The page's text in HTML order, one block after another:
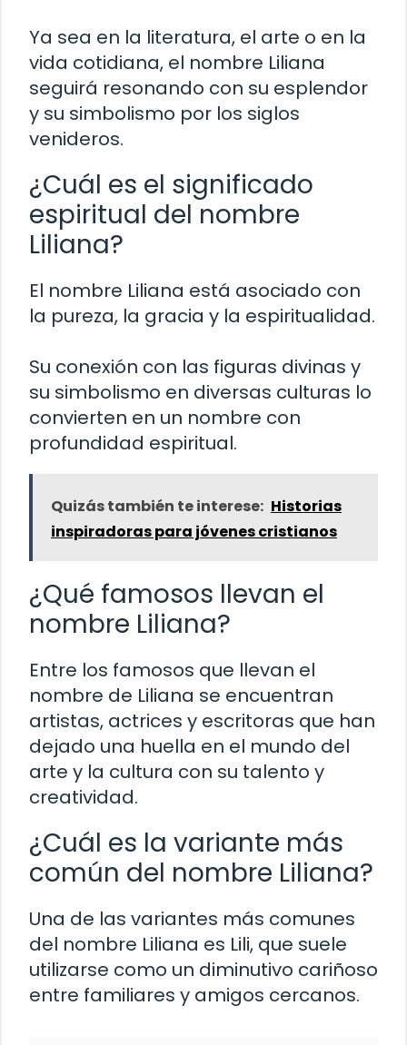
Ya sea en la literatura, el arte o en la
vida cotidiana, el nombre Liliana
seguirá resonando con su esplendor
y su simbolismo por los siglos
venideros.
¿Cuál es el significado
espiritual del nombre
Liliana?
El nombre Liliana está asociado con
la pureza, la gracia y la espiritualidad.
Su conexión con las figuras divinas y
su simbolismo en diversas culturas lo
convierten en un nombre con
profundidad espiritual.
Quizás también te interese: Historias
inspiradoras para jóvenes cristianos
¿Qué famosos llevan el
nombre Liliana?
Entre los famosos que llevan el
nombre de Liliana se encuentran
artistas, actrices y escritoras que han
dejado una huella en el mundo del
arte y la cultura con su talento y
creatividad.
¿Cuál es la variante más
común del nombre Liliana?
Una de las variantes más comunes
del nombre Liliana es Lili, que suele
utilizarse como un diminutivo cariñoso
entre familiares y amigos cercanos.